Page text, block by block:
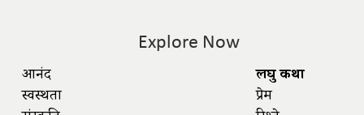
Explore Now
आनंद
स्वस्थता
लघु कथा
प्रेम